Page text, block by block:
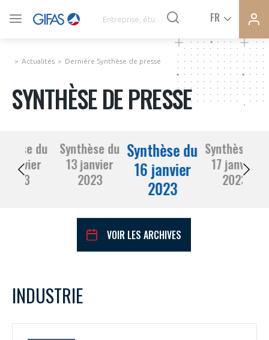
FR
SYNTHÈSE DE PRESSE
COMMUNIQUÉS DE PRESSE
PRÉSENTATION
Actualités Dernière Synthèse de presse
SYNTHÈSE DE PRESSE
du
janvier
2023
Synthèse du
13 janvier
2023
Synthèse du
16 janvier
2023
Synthèse du
17 janvier
2023
VOIR LES ARCHIVES
L
1
INDUSTRIE
VOUS ÊTES ADHÉRENTS
CONNEXION
PAS ENCORE ADHÉRENT ?
Rejoignez une filière d’excellence et développez
DEMANDE D’ADHÉSION
Avez-vous un statut de droit français ?